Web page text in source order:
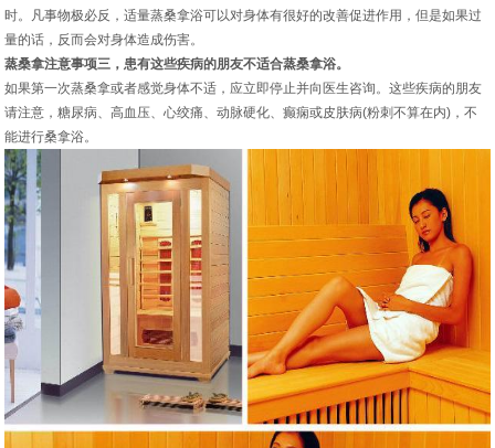
时。凡事物极必反，适量蒸桑拿浴可以对身体有很好的改善促进作用，但是如果过
量的话，反而会对身体造成伤害。
蒸桑拿注意事项三，患有这些疾病的朋友不适合蒸桑拿浴。
如果第一次蒸桑拿或者感觉身体不适，应立即停止并向医生咨询。这些疾病的朋友
请注意，糖尿病、高血压、心绞痛、动脉硬化、癫痫或皮肤病(粉刺不算在内)，不
能进行桑拿浴。